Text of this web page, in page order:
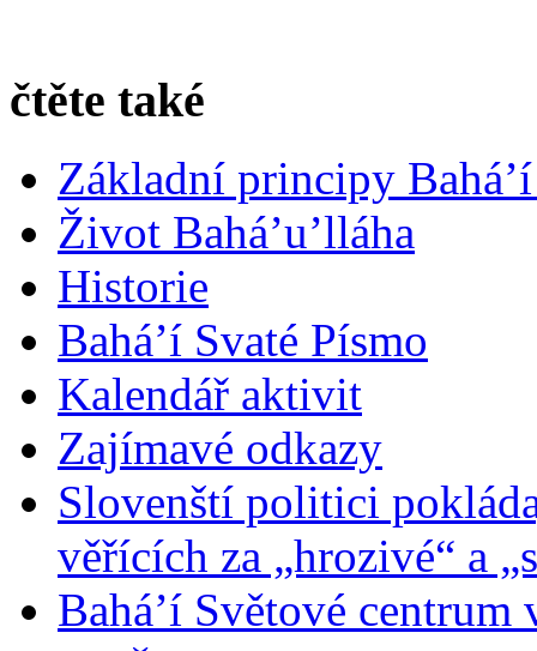
čtěte také
Základní principy
Život Bahá’u’lláha
Historie
Bahá’í Svaté Písmo
Kalendář aktivit
Zajímavé odkazy
Slovenští politici
věřících za „hrozivé“ a
Bahá’í Světové